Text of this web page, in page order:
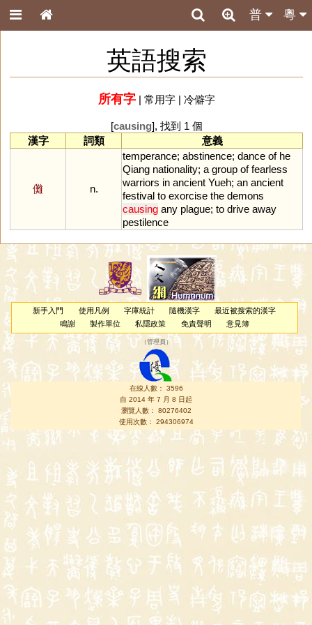
粵
普
英語搜索
所有字| 常用字| 冷僻字
[causing], 找到 1 個
漢字
詞類 意義
儺 n.
temperance; abstinence; dance of he
Qiang nationality; a group of fearless
warriors in ancient Yueh; an ancient
festival to exorcise the demons
causing any plague; to drive away
pestilence
新手入門 使用凡例 字庫統計 隨機漢字
最近被搜索的漢字
鳴謝
製作單位 私隱政策 免責聲明 意見簿
（管理員 ）
在線人數： 3596
自 2014 年 7 月 8 日起
瀏覽人數： 80276402
使用次數： 294306974